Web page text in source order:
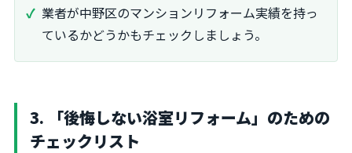
業者が中野区のマンションリフォーム実績を持っ
ているかどうかもチェックしましょう。
3. 「後悔しない浴室リフォーム」のための
チェックリスト